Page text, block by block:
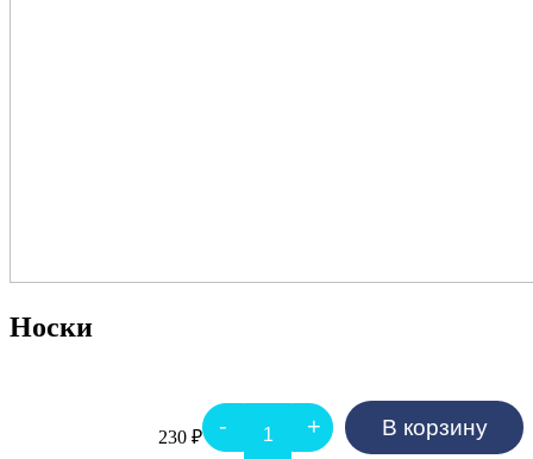
Носки
230 ₽ Quantity
- + В корзину